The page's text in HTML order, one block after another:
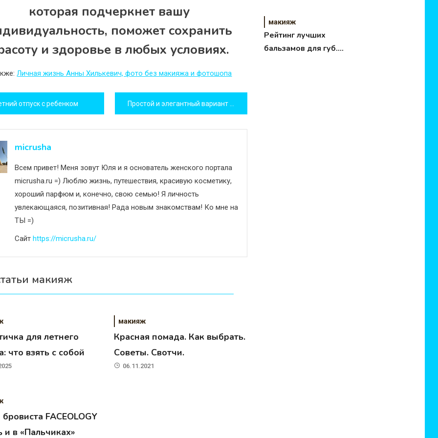
которая подчеркнет вашу
поможет сохранить
и здоровье в любых условиях.
Личная жизнь Анны Хилькевич, фото без макияжа и фотошопа
отпуск с ребенком
micrusha
Всем привет! Меня зовут Юля и я основатель женского портала
micrusha.ru =) Люблю жизнь, путешествия, красивую косметику,
хороший парфюм и, конечно, свою семью! Я личность
увлекающаяся, позитивная! Рада новым знакомствам! Ко мне на
ТЫ =)
Сайт https://micrusha.ru/
макияж
для летнего
что взять с собой
макияж
Красная помада. Как выбрать.
Советы. Свотчи.
06.11.2021
бровиста FACEOLOGY
и в «Пальчиках»
макияж
Рейтинг лучших
бальзамов для губ.